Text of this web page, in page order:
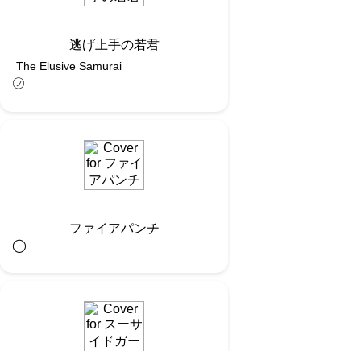
逃げ上手の若君
The Elusive Samurai
㋫
ファイアパンチ
◯︎